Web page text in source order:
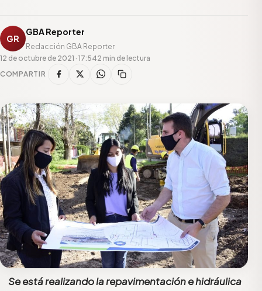
GR
GBA Reporter
Redacción GBA Reporter
12 de octubre de 2021 · 17:542 min de lectura
COMPARTIR
Se está realizando la repavimentación e hidráulica